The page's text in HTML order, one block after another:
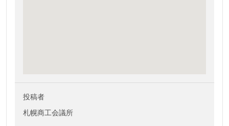
投稿者
札幌商工会議所